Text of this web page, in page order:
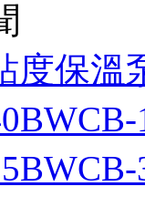
度保溫